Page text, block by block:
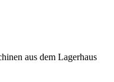
aus dem Lagerhaus